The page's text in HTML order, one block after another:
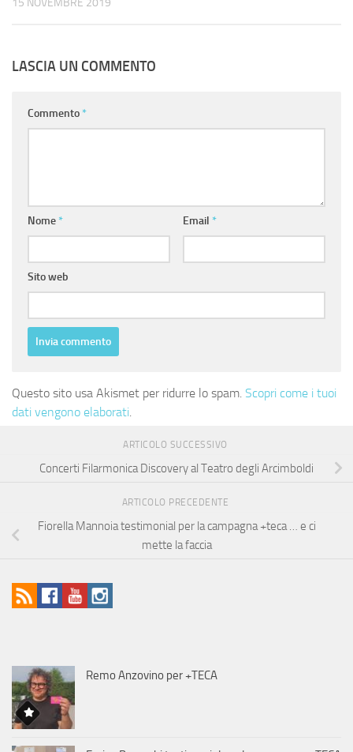
15 NOVEMBRE 2019
LASCIA UN COMMENTO
Commento *
Nome * Email *
Sito web
Questo sito usa Akismet per ridurre lo spam. Scopri come i tuoi
dati vengono elaborati.
ARTICOLO SUCCESSIVO
Concerti Filarmonica Discovery al Teatro degli Arcimboldi
ARTICOLO PRECEDENTE
Fiorella Mannoia testimonial per la campagna +teca … e ci
mette la faccia
Remo Anzovino per +TECA